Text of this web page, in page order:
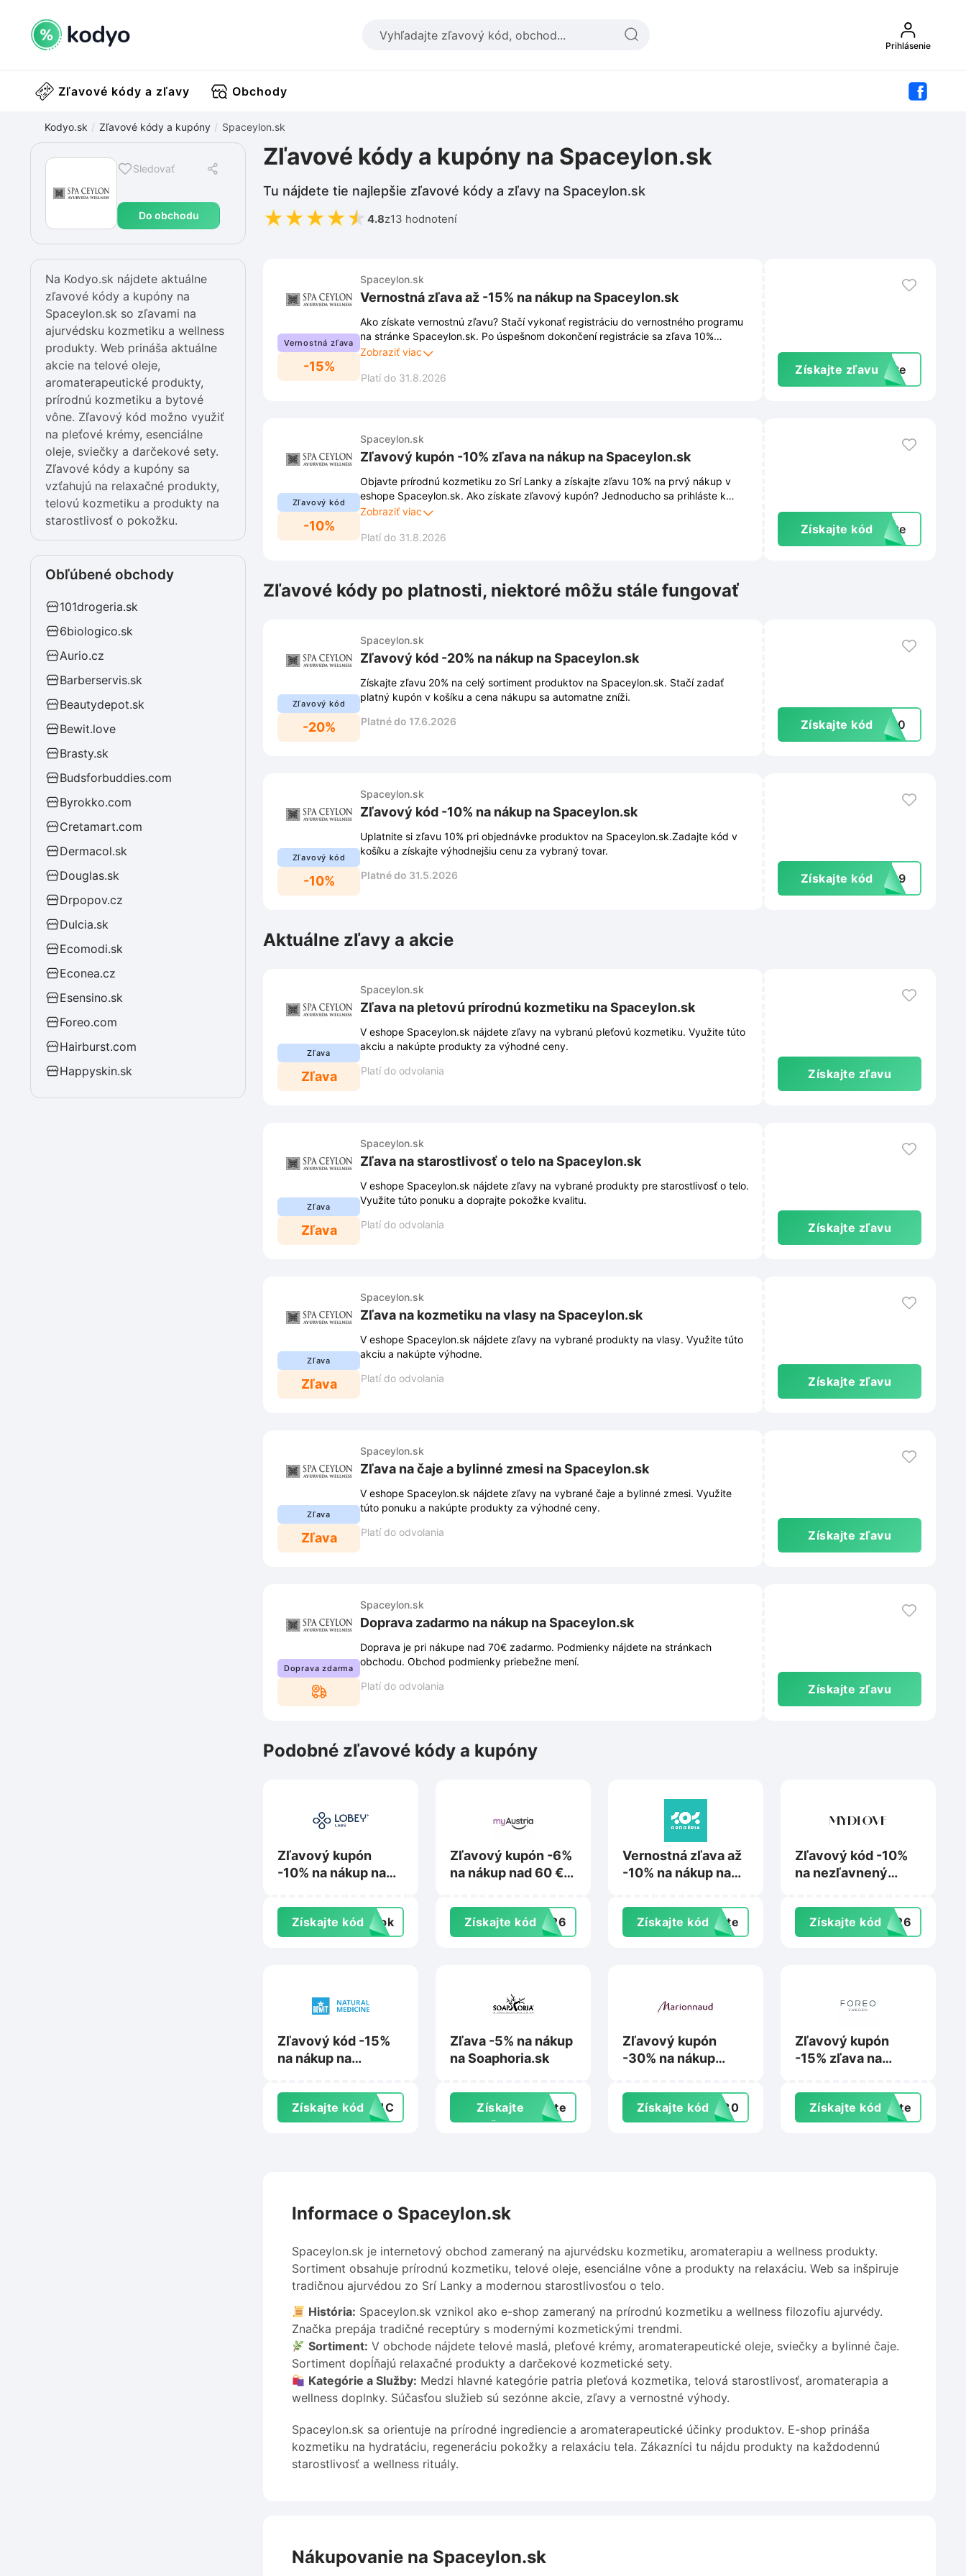
Prihlásenie
Zľavové kódy a zľavy Obchody
Kodyo.sk Zľavové kódy a kupóny Spaceylon.sk
Sledovať
Do obchodu
Zľavové kódy a kupóny na Spaceylon.sk
Tu nájdete tie najlepšie zľavové kódy a zľavy na Spaceylon.sk
★★★★★ 4.8z13 hodnotení
Na Kodyo.sk nájdete aktuálne
zľavové kódy a kupóny na
Spaceylon.sk so zľavami na
ajurvédsku kozmetiku a wellness
produkty. Web prináša aktuálne
akcie na telové oleje,
aromaterapeutické produkty,
prírodnú kozmetiku a bytové
vône. Zľavový kód možno využiť
na pleťové krémy, esenciálne
oleje, sviečky a darčekové sety.
Zľavové kódy a kupóny sa
vzťahujú na relaxačné produkty,
telovú kozmetiku a produkty na
starostlivosť o pokožku.
Obľúbené obchody
101drogeria.sk
6biologico.sk
Aurio.cz
Barberservis.sk
Beautydepot.sk
Bewit.love
Brasty.sk
Budsforbuddies.com
Byrokko.com
Cretamart.com
Dermacol.sk
Douglas.sk
Drpopov.cz
Dulcia.sk
Ecomodi.sk
Econea.cz
Esensino.sk
Foreo.com
Hairburst.com
Happyskin.sk
Vernostná zľava
-15%
Spaceylon.sk
Vernostná zľava až -15% na nákup na Spaceylon.sk
Ako získate vernostnú zľavu? Stačí vykonať registráciu do vernostného programu
na stránke Spaceylon.sk. Po úspešnom dokončení registrácie sa zľava 10%
aktivuje automaticky pri každom nákupe. Viac informácií nájdete v odkaze.
Zobraziť viac
Platí do 31.8.2026
Získajte zľavu exte
Zľavový kód
-10%
Spaceylon.sk
Zľavový kupón -10% zľava na nákup na Spaceylon.sk
Objavte prírodnú kozmetiku zo Srí Lanky a získajte zľavu 10% na prvý nákup v
eshope Spaceylon.sk. Ako získate zľavový kupón? Jednoducho sa prihláste k
odberu newslettera prostredníctvom vyskakovacieho okna na stránke. Vďaka
z výhodnejšieho nákupu kvalitných produktov ešte dnes.
Zobraziť viac
Platí do 31.8.2026
Získajte kód exte
Zľavové kódy po platnosti, niektoré môžu stále fungovať
Zľavový kód
-20%
Spaceylon.sk
Zľavový kód -20% na nákup na Spaceylon.sk
Získajte zľavu 20% na celý sortiment produktov na Spaceylon.sk. Stačí zadať
platný kupón v košíku a cena nákupu sa automatne zníži.
Platné do 17.6.2026
Získajte kódTA20
Zľavový kód
-10%
Spaceylon.sk
Zľavový kód -10% na nákup na Spaceylon.sk
Uplatnite si zľavu 10% pri objednávke produktov na Spaceylon.sk.Zadajte kód v
košíku a získajte výhodnejšiu cenu za vybraný tovar.
Platné do 31.5.2026
Získajte kódHMz9
Aktuálne zľavy a akcie
Zľava
Zľava
Spaceylon.sk
Zľava na pletovú prírodnú kozmetiku na Spaceylon.sk
V eshope Spaceylon.sk nájdete zľavy na vybranú pleťovú kozmetiku. Využite túto
akciu a nakúpte produkty za výhodné ceny.
Platí do odvolania
Získajte zľavu
Zľava
Zľava
Spaceylon.sk
Zľava na starostlivosť o telo na Spaceylon.sk
V eshope Spaceylon.sk nájdete zľavy na vybrané produkty pre starostlivosť o telo.
Využite túto ponuku a doprajte pokožke kvalitu.
Platí do odvolania
Získajte zľavu
Zľava
Zľava
Spaceylon.sk
Zľava na kozmetiku na vlasy na Spaceylon.sk
V eshope Spaceylon.sk nájdete zľavy na vybrané produkty na vlasy. Využite túto
akciu a nakúpte výhodne.
Platí do odvolania
Získajte zľavu
Zľava
Zľava
Spaceylon.sk
Zľava na čaje a bylinné zmesi na Spaceylon.sk
V eshope Spaceylon.sk nájdete zľavy na vybrané čaje a bylinné zmesi. Využite
túto ponuku a nakúpte produkty za výhodné ceny.
Platí do odvolania
Získajte zľavu
Doprava zdarma
Spaceylon.sk
Doprava zadarmo na nákup na Spaceylon.sk
Doprava je pri nákupe nad 70€ zadarmo. Podmienky nájdete na stránkach
obchodu. Obchod podmienky priebežne mení.
Platí do odvolania
Získajte zľavu
Podobné zľavové kódy a kupóny
Zľavový kupón
-10% na nákup na
Získajte kód topk
Zľavový kupón -6%
na nákup nad 60 €
Získajte kód3426
Vernostná zľava až
-10% na nákup na
Získajte kód exte
Zľavový kód -10%
na nezľavnený
Mydlove.com
Získajte kódVE26
Zľavový kód -15%
na nákup na
Získajte kódPC1C
Zľava -5% na nákup
na Soaphoria.sk
Získajte
zľavu
exte
Zľavový kupón
-30% na nákup
produktov na
Marionnaud.sk
Získajte kódVE30
Zľavový kupón
-15% zľava na
Získajte kód exte
Informace o Spaceylon.sk
Spaceylon.sk je internetový obchod zameraný na ajurvédsku kozmetiku, aromaterapiu a wellness produkty.
Sortiment obsahuje prírodnú kozmetiku, telové oleje, esenciálne vône a produkty na relaxáciu. Web sa inšpiruje
tradičnou ajurvédou zo Srí Lanky a modernou starostlivosťou o telo.
História: Spaceylon.sk vznikol ako e-shop zameraný na prírodnú kozmetiku a wellness filozofiu ajurvédy.
Značka prepája tradičné receptúry s modernými kozmetickými trendmi.
Sortiment: V obchode nájdete telové maslá, pleťové krémy, aromaterapeutické oleje, sviečky a bylinné čaje.
Sortiment dopĺňajú relaxačné produkty a darčekové kozmetické sety.
Kategórie a Služby: Medzi hlavné kategórie patria pleťová kozmetika, telová starostlivosť, aromaterapia a
wellness doplnky. Súčasťou služieb sú sezónne akcie, zľavy a vernostné výhody.
Spaceylon.sk sa orientuje na prírodné ingrediencie a aromaterapeutické účinky produktov. E-shop prináša
kozmetiku na hydratáciu, regeneráciu pokožky a relaxáciu tela. Zákazníci tu nájdu produkty na každodennú
starostlivosť a wellness rituály.
Nákupovanie na Spaceylon.sk